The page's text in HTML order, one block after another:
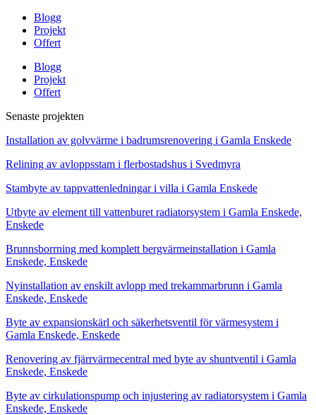
Blogg
Projekt
Offert
Blogg
Projekt
Offert
Senaste projekten
Installation av golvvärme i badrumsrenovering i Gamla Enskede
Relining av avloppsstam i flerbostadshus i Svedmyra
Stambyte av tappvattenledningar i villa i Gamla Enskede
Utbyte av element till vattenburet radiatorsystem i Gamla Enskede,
Enskede
Brunnsborrning med komplett bergvärmeinstallation i Gamla
Enskede, Enskede
Nyinstallation av enskilt avlopp med trekammarbrunn i Gamla
Enskede, Enskede
Byte av expansionskärl och säkerhetsventil för värmesystem i
Gamla Enskede, Enskede
Renovering av fjärrvärmecentral med byte av shuntventil i Gamla
Enskede, Enskede
Byte av cirkulationspump och injustering av radiatorsystem i Gamla
Enskede, Enskede